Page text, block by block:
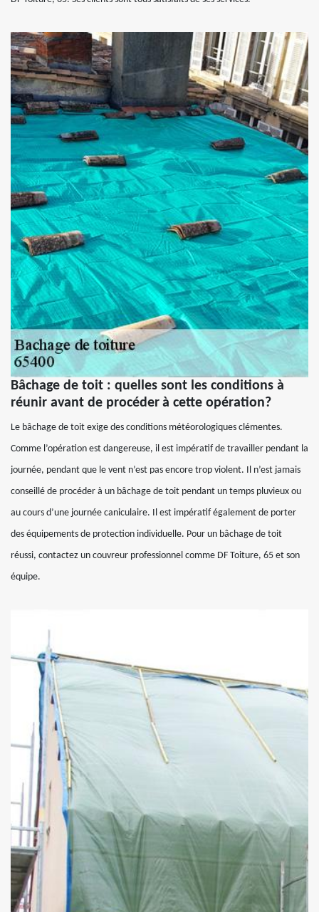
Bâchage de toit : quelles sont les conditions à
réunir avant de procéder à cette opération?
Le bâchage de toit exige des conditions météorologiques clémentes.
Comme l’opération est dangereuse, il est impératif de travailler pendant la
journée, pendant que le vent n’est pas encore trop violent. Il n’est jamais
conseillé de procéder à un bâchage de toit pendant un temps pluvieux ou
au cours d’une journée caniculaire. Il est impératif également de porter
des équipements de protection individuelle. Pour un bâchage de toit
réussi, contactez un couvreur professionnel comme DF Toiture, 65 et son
équipe.